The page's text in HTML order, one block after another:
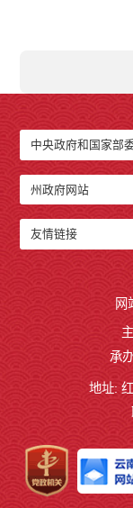
中央政府和国家部
州政府网站
友情链接
网
承
地址: